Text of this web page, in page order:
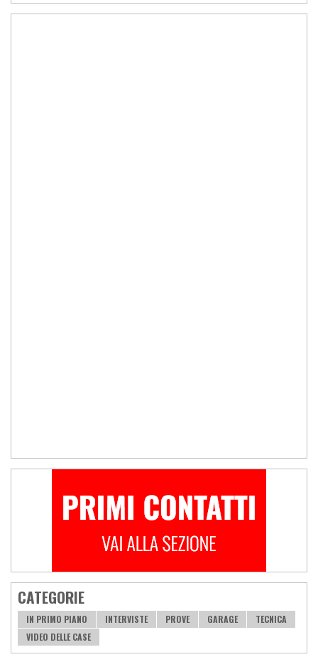
CATEGORIE
IN PRIMO PIANO INTERVISTE PROVE GARAGE
TECNICA
VIDEO DELLE CASE